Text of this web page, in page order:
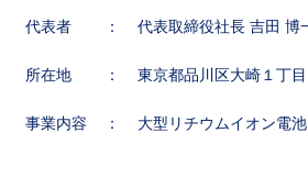
代表者 ： 代表取締役社長 吉田 博
所在地 ： 東京都品川区大崎１丁
事業内容 ： 大型リチウムイオン電